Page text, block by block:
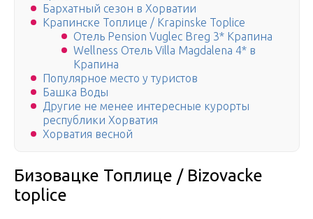
Бархатный сезон в Хорватии
Крапинске Топлице / Krapinske Toplice
Отель Pension Vuglec Breg 3* Крапина
Wellness Отель Villa Magdalena 4* в
Крапина
Популярное место у туристов
Башка Воды
Другие не менее интересные курорты
республики Хорватия
Хорватия весной
Бизовацке Топлице / Bizovacke
toplice